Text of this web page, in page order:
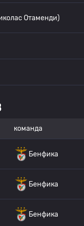
Отаменди)
команда
Бенфика
Бенфика
Бенфика